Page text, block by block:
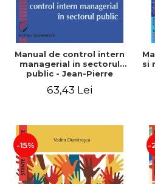
Manual de control intern
managerial in sectorul
public - Jean-Pierre
63,43 Lei
si
-15% -